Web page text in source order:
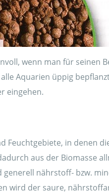
wenn man für seinen
Aquarien üppig
eingehen.
in denen
aus der Biomasse
nährstoff- bzw.
wird der saure,